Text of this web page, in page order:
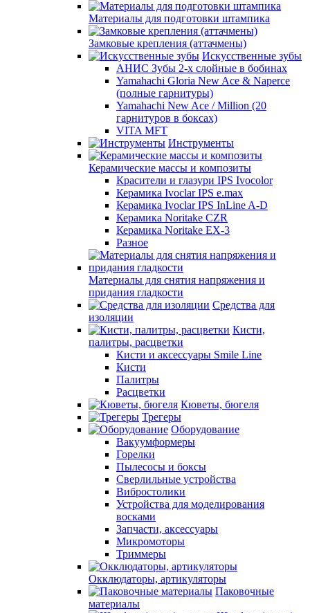
Материалы для подготовки штампика
Замковые крепления (аттачмены)
Искусственные зубы
АНИС Зубы 2-х слойные в бобинах
Yamahachi Gloria New Ace & Naperce
(полные гарнитуры)
Yamahachi New Ace / Million (20
гарнитуров в боксах)
VITA MFT
Инструменты
Керамические массы и композиты
Красители и глазури IPS Ivocolor
Керамика Ivoclar IPS e.max
Керамика Ivoclar IPS InLine A-D
Керамика Noritake CZR
Керамика Noritake EX-3
Разное
Материалы для снятия напряжения и
придания гладкости
Средства для
изоляции
Кисти,
палитры, расцветки
Кисти и аксессуары Smile Line
Кисти
Палитры
Расцветки
Кюветы, бюгеля
Трегеры
Оборудование
Вакуумформеры
Горелки
Пылесосы и боксы
Сверлильные устройства
Вибростолики
Устройства для моделирования
восками
Запчасти, аксессуары
Микромоторы
Триммеры
Окклюдаторы, артикуляторы
Паковочные
материалы